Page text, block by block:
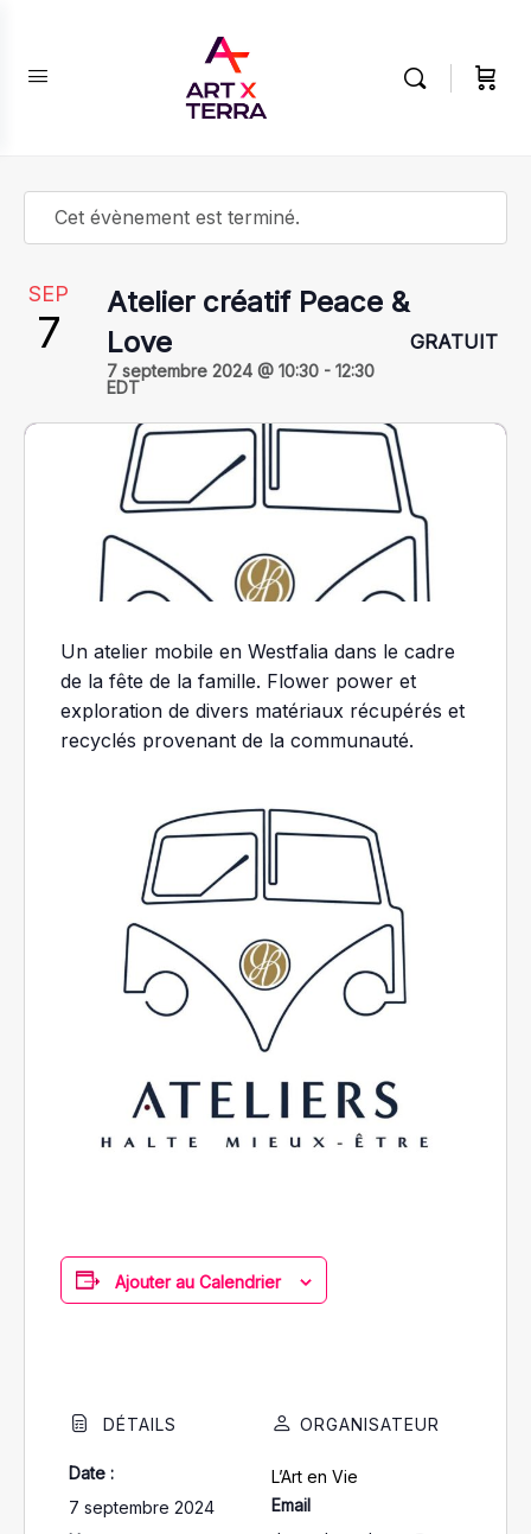
Cet évènement est terminé.
SEP
7
Atelier créatif Peace &
Love
7 septembre 2024 @ 10:30 - 12:30
EDT
GRATUIT
Un atelier mobile en Westfalia dans le cadre
de la fête de la famille. Flower power et
exploration de divers matériaux récupérés et
recyclés provenant de la communauté.
Ajouter au Calendrier
DÉTAILS
Date :
7 septembre 2024
ORGANISATEUR
L’Art en Vie
Email